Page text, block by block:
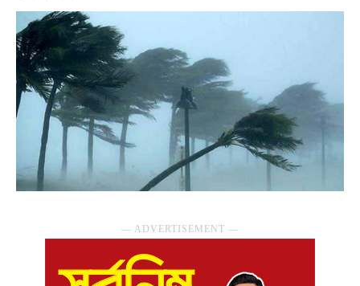
― ADVERTISEMENT ―